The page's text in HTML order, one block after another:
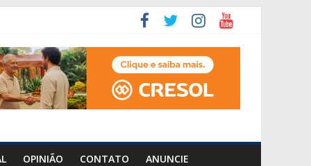
OPINIÃO CONTATO ANUNCIE